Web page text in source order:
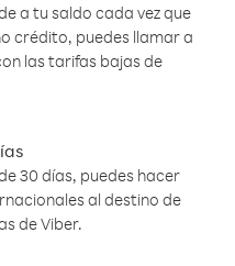
a tu saldo cada vez que
crédito, puedes llamar a
las tarifas bajas de
30 días, puedes hacer
al destino de
de Viber.